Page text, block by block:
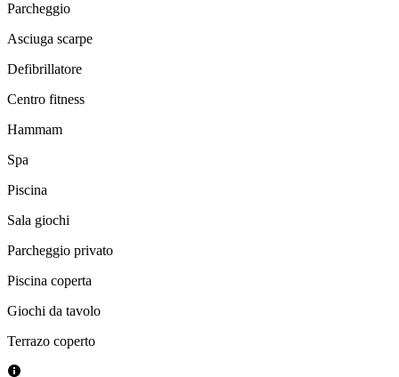
Parcheggio
Asciuga scarpe
Defibrillatore
Centro fitness
Hammam
Spa
Piscina
Sala giochi
Parcheggio privato
Piscina coperta
Giochi da tavolo
Terrazo coperto